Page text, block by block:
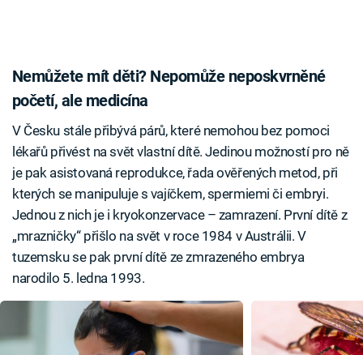
Nemůžete mít děti? Nepomůže neposkvrněné
početí, ale medicína
V Česku stále přibývá párů, které nemohou bez pomoci
lékařů přivést na svět vlastní dítě. Jedinou možností pro ně
je pak asistovaná reprodukce, řada ověřených metod, při
kterých se manipuluje s vajíčkem, spermiemi či embryi.
Jednou z nich je i kryokonzervace – zamrazení. První dítě z
„mrazničky“ přišlo na svět v roce 1984 v Austrálii. V
tuzemsku se pak první dítě ze zmrazeného embrya
narodilo 5. ledna 1993.